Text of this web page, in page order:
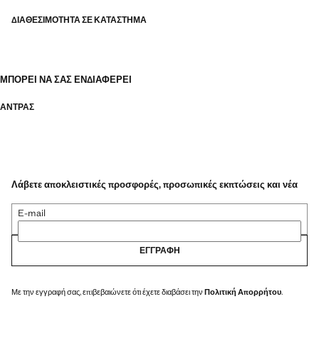
ΔΙΑΘΕΣΙΜΌΤΗΤΑ ΣΕ ΚΑΤΆΣΤΗΜΑ
ΜΠΟΡΕΊ ΝΑ ΣΑΣ ΕΝΔΙΑΦΈΡΕΙ
ΑΝΤΡΑΣ
Λάβετε αποκλειστικές προσφορές, προσωπικές εκπτώσεις και νέα
E-mail
ΕΓΓΡΑΦΉ
Με την εγγραφή σας, επιβεβαιώνετε ότι έχετε διαβάσει την Πολιτική Απορρήτου.